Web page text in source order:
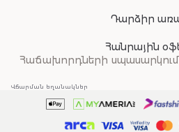
Դարձիր
Հանրային
Հաճախորդների սպասարկում
Վճարման եղանակներ